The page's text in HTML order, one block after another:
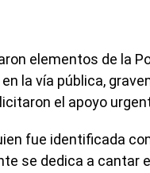
elementos de la
la vía pública,
el apoyo
fue identificada
se dedica a cantar